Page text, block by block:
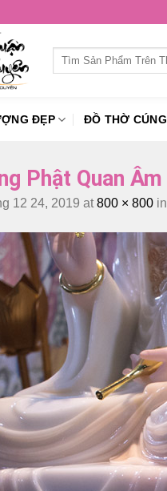
Tìm
ĐẸP ĐỒ THỜ CÚNG
Phật Quan Âm
12 24, 2019 at 800 × 800 in